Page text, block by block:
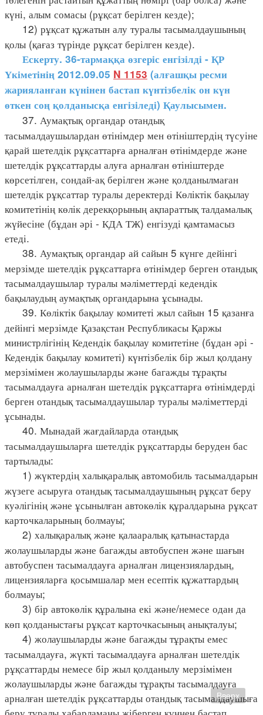
күні, алым сомасы (рұқсат берілген кезде);
12) рұқсат құжатын алу туралы тасымалдаушының
қолы (қағаз түрінде рұқсат берілген кезде).
Ескерту. 36-тармаққа өзгеріс енгізілді - ҚР
Үкіметінің 2012.09.05 N 1153 (алғашқы ресми
жарияланған күнінен бастап күнтізбелік он күн
өткен соң қолданысқа енгізіледі) Қаулысымен.
37. Аумақтық органдар отандық
тасымалдаушылардан өтінімдер мен өтініштердің түсуіне
қарай шетелдік рұқсаттарға арналған өтінімдерде және
шетелдік рұқсаттарды алуға арналған өтініштерде
көрсетілген, сондай-ақ берілген және қолданылмаған
шетелдік рұқсаттар туралы деректерді Көліктік бақылау
комитетінің көлік дерекқорының ақпараттық талдамалық
жүйесіне (бұдан әрі - КДА ТЖ) енгізуді қамтамасыз
етеді.
38. Аумақтық органдар ай сайын 5 күнге дейінгі
мерзімде шетелдік рұқсаттарға өтінімдер берген отандық
тасымалдаушылар туралы мәліметтерді кедендік
бақылаудың аумақтық органдарына ұсынады.
39. Көліктік бақылау комитеті жыл сайын 15 қазанға
дейінгі мерзімде Қазақстан Республикасы Қаржы
министрлігінің Кедендік бақылау комитетіне (бұдан әрі -
Кедендік бақылау комитеті) күнтізбелік бір жыл қолдану
мерзімімен жолаушыларды және багажды тұрақты
тасымалдауға арналған шетелдік рұқсаттарға өтінімдерді
берген отандық тасымалдаушылар туралы мәліметтерді
ұсынады.
40. Мынадай жағдайларда отандық
тасымалдаушыларға шетелдік рұқсаттарды беруден бас
тартылады:
1) жүктердің халықаралық автомобиль тасымалдарын
жүзеге асыруға отандық тасымалдаушының рұқсат беру
куәлігінің және ұсынылған автокөлік құралдарына рұқсат
карточкаларының болмауы;
2) халықаралық және қалааралық қатынастарда
жолаушыларды және багажды автобуспен және шағын
автобуспен тасымалдауға арналған лицензиялардың,
лицензияларға қосымшалар мен есептік құжаттардың
болмауы;
3) бір автокөлік құралына екі және/немесе одан да
көп қолданыстағы рұқсат карточкасының анықталуы;
4) жолаушыларды және багажды тұрақты емес
тасымалдауға, жүкті тасымалдауға арналған шетелдік
рұқсаттарды немесе бір жыл қолданылу мерзімімен
жолаушыларды және багажды тұрақты тасымалдауға
арналған шетелдік рұқсаттарды отандық тасымалдаушыға
Вверх